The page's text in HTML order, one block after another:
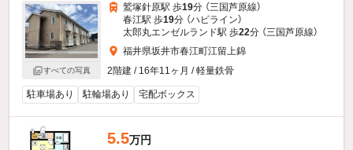
すべての写真
鷲塚針原駅 歩19分 （三国芦原線）
春江駅 歩19分 （ハピライン）
太郎丸エンゼルランド駅 歩22分 （三国芦原線）
福井県坂井市春江町江留上錦
2階建 / 16年11ヶ月 / 軽量鉄骨
駐車場あり 駐輪場あり 宅配ボックス
5.5万円